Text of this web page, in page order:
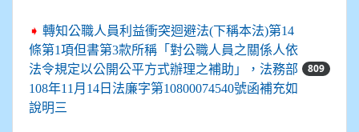
➧ 轉知公職人員利益衝突迴避法(下稱本法)第14
條第1項但書第3款所稱「對公職人員之關係人依
法令規定以公開公平方式辦理之補助」，法務部
108年11月14日法廉字第10800074540號函補充如
說明三
809